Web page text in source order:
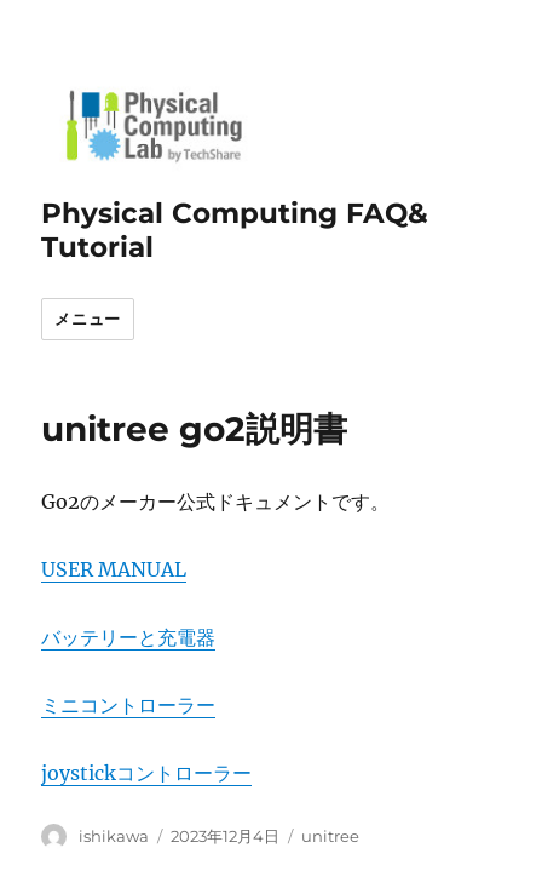
Physical Computing FAQ&
Tutorial
メニュー
unitree go2説明書
Go2のメーカー公式ドキュメントです。
USER MANUAL
バッテリーと充電器
ミニコントローラー
joystickコントローラー
投
ishikawa
投
2023年12月4日
カ
unitree